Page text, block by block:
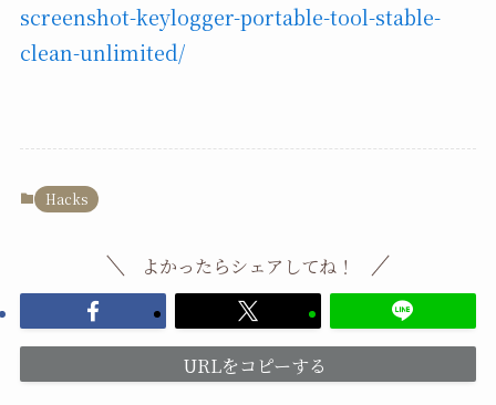
screenshot-keylogger-portable-tool-stable-
clean-unlimited/
Hacks
よかったらシェアしてね！
URLをコピーする